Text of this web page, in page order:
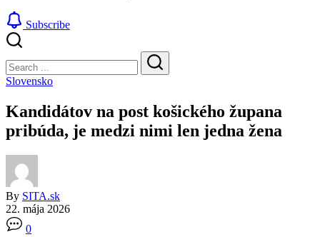
Subscribe
Search
Search
Slovensko
Kandidátov na post košického župana
pribúda, je medzi nimi len jedna žena
By SITA.sk
22. mája 2026
0